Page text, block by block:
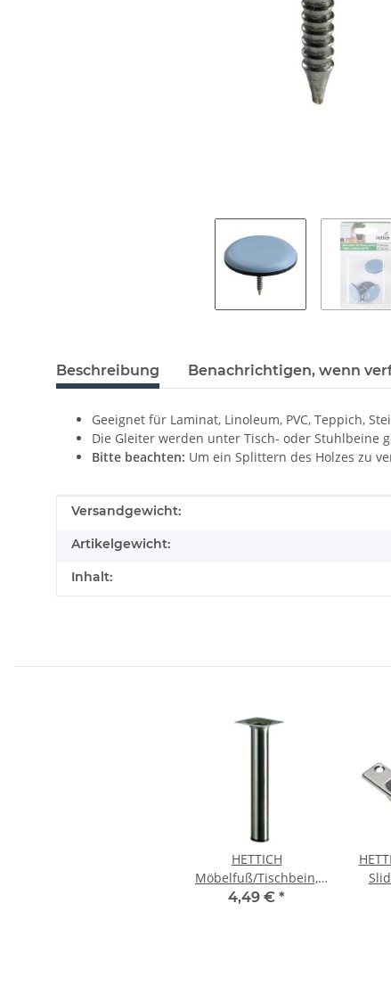
Beschreibung Benachrichtigen, wenn
Geeignet für Laminat, Linoleum, PVC, Teppich,
Die Gleiter werden unter Tisch- oder Stuhlbeine
Bitte beachten: Um ein Splittern des Holzes zu
Produkteigenschaft
Wert
Versandgewicht:
Artikelgewicht:
Inhalt:
HETTICH
Möbelfuß/Tischbein,
Edelstahl finish, Ø 30 x
4,49 € *